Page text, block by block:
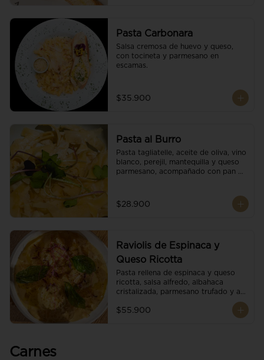
Pasta Carbonara
Salsa cremosa de huevo y queso,
con tocineta y parmesano en
escamas.
$35.900
Pasta al Burro
Pasta tagliatelle, aceite de oliva, vino
blanco, perejil, mantequilla y queso
parmesano, acompañado con pan
$28.900
Raviolis de Espinaca y
Queso Ricotta
Pasta rellena de espinaca y queso
ricotta, salsa alfredo, albahaca
cristalizada, parmesano trufado y ajo
$55.900
Carnes